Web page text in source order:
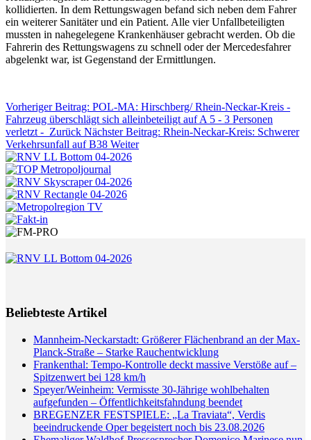
kollidierten. In dem Rettungswagen befand sich neben dem Fahrer
ein weiterer Sanitäter und ein Patient. Alle vier Unfallbeteiligten
mussten in nahegelegene Krankenhäuser gebracht werden. Ob die
Fahrerin des Rettungswagens zu schnell oder der Mercedesfahrer
abgelenkt war, ist Gegenstand der Ermittlungen.
Vorheriger Beitrag: POL-MA: Hirschberg/ Rhein-Neckar-Kreis -
Fahrzeug überschlägt sich alleinbeteiligt auf A 5 - 3 Personen
verletzt - Zurück Nächster Beitrag: Rhein-Neckar-Kreis: Schwerer
Verkehrsunfall auf B38 Weiter
Beliebteste Artikel
Mannheim-Neckarstadt: Größerer Flächenbrand an der Max-
Planck-Straße – Starke Rauchentwicklung
Frankenthal: Tempo-Kontrolle deckt massive Verstöße auf –
Spitzenwert bei 128 km/h
Speyer/Weinheim: Vermisste 30-Jährige wohlbehalten
aufgefunden – Öffentlichkeitsfahndung beendet
BREGENZER FESTSPIELE: „La Traviata“, Verdis
beeindruckende Oper begeistert noch bis 23.08.2026